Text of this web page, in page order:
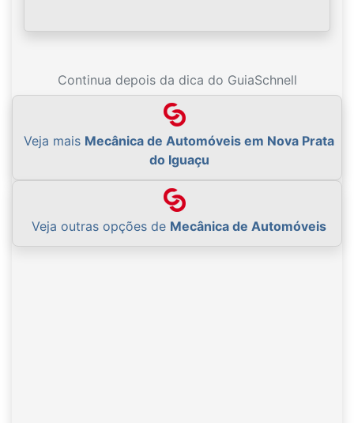
Continua depois da dica do GuiaSchnell
Veja mais Mecânica de Automóveis em Nova Prata
do Iguaçu
Veja outras opções de Mecânica de Automóveis